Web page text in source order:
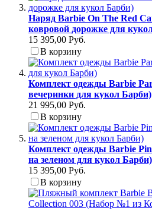
Наряд Barbie On The Red
ковровой дорожке для
15 395,00 Руб.
В корзину
Комплект одежды Barbie
вечеринки для кукол Барби)
21 995,00 Руб.
В корзину
Комплект одежды Barbie
на зеленом для кукол Барби)
15 395,00 Руб.
В корзину